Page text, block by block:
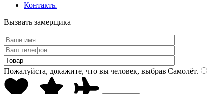
Контакты
Вызвать замерщика
Пожалуйста, докажите, что вы человек, выбрав Самолёт.